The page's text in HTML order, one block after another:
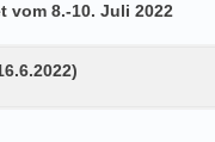
vom 8.-10. Juli 2022